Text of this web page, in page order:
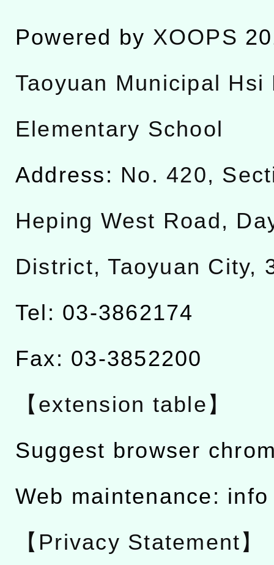
Powered by XOOPS
Taoyuan Municipal Hsi
Elementary School
Address: No. 420,
Heping West Road,
District, Taoyuan City,
Tel: 03-3862174
Fax: 03-3852200
【extension table】
Suggest browser
Web maintenance:
【Privacy Statement】